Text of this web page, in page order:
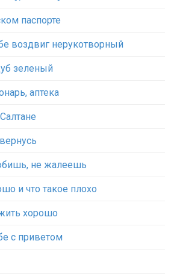
паспорте
воздвиг нерукотворный
зеленый
аптека
не жалеешь
и что такое плохо
хорошо
с приветом